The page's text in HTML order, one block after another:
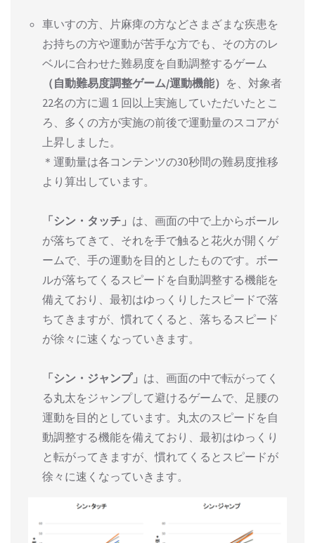
車いすの方、片麻痺の方などさまざまな疾患を
お持ちの方や運動が苦手な方でも、その方のレ
ベルに合わせた難易度を自動調整するゲーム
（自動難易度調整ゲーム/運動機能） を、対象者
22名の方に週１回以上実施していただいたとこ
ろ、多くの方が実施の前後で運動量のスコアが
上昇しました。
＊運動量は各コンテンツの30秒間の難易度推移
より算出しています。
「シン・タッチ」 は、画面の中で上からボール
が落ちてきて、それを手で触ると花火が開くゲ
ームで、手の運動を目的としたものです。ボー
ルが落ちてくるスピードを自動調整する機能を
備えており、最初はゆっくりしたスピードで落
ちてきますが、慣れてくると、落ちるスピード
が徐々に速くなっていきます。
「シン・ジャンプ」 は、画面の中で転がってく
る丸太をジャンプして避けるゲームで、足腰の
運動を目的としています。丸太のスピードを自
動調整する機能を備えており、最初はゆっくり
と転がってきますが、慣れてくるとスピードが
徐々に速くなっていきます。